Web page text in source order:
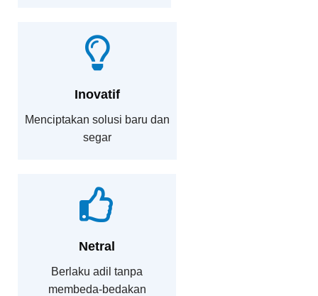
Inovatif
Menciptakan solusi baru dan
segar
Netral
Berlaku adil tanpa
membeda-bedakan